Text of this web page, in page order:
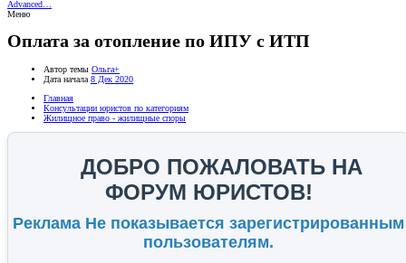
Advanced…
Меню
Оплата за отопление по ИПУ с ИТП
Автор темы Ольга+
Дата начала 8 Дек 2020
Главная
Консультации юристов по категориям
Жилищное право - жилищные споры
ДОБРО ПОЖАЛОВАТЬ НА
ФОРУМ ЮРИСТОВ!
Реклама Не показывается зарегистрированным
пользователям.